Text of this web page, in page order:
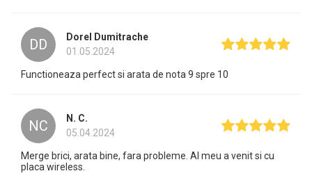
DD
Dorel Dumitrache
01.05.2024
Functioneaza perfect si arata de nota 9 spre 10
NC
N. C.
05.04.2024
Merge brici, arata bine, fara probleme. Al meu a venit si cu
placa wireless.